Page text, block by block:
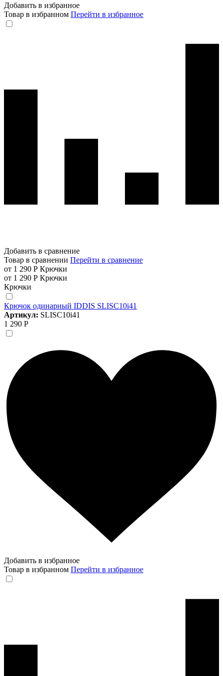
Добавить в избранное
Товар в избранном Перейти в избранное
Добавить в сравнение
Товар в сравнении Перейти в сравнение
от 1 290 Р Крючки
от 1 290 Р Крючки
Крючки
Крючок одинарный IDDIS SLISC10i41
Артикул: SLISC10i41
1 290 Р
Добавить в избранное
Товар в избранном Перейти в избранное